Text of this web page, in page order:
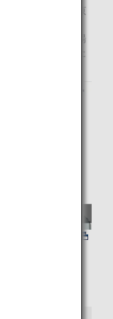
について、その原
圧・温度・湿度・
有の性質にある場
免責とさせていた